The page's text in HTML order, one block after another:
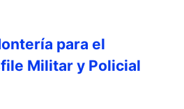
para el
Militar y Policial